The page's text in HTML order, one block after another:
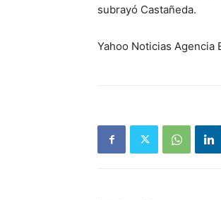
subrayó Castañeda.
Yahoo Noticias Agencia